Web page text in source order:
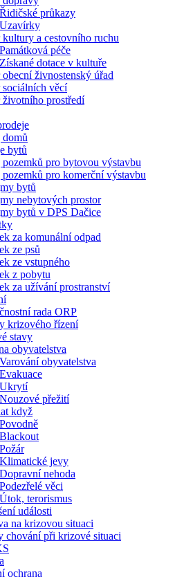
Řidičské průkazy
Uzavírky
a cestovního ruchu
Památková péče
Získané dotace v kultuře
živnostenský úřad
věcí
životního prostředí
domů
bytů
pozemků pro bytovou výstavbu
pozemků pro komerční výstavbu
bytů
nebytových prostor
bytů v DPS Dačice
za komunální odpad
ze psů
ze vstupného
z pobytu
za užívání prostranství
rada ORP
krizového řízení
stavy
obyvatelstva
Varování obyvatelstva
Evakuace
Ukrytí
Nouzové přežití
když
Povodně
Blackout
Požár
Klimatické jevy
Dopravní nehoda
Podezřelé věci
Útok, terorismus
události
na krizovou situaci
chování při krizové situaci
ochrana